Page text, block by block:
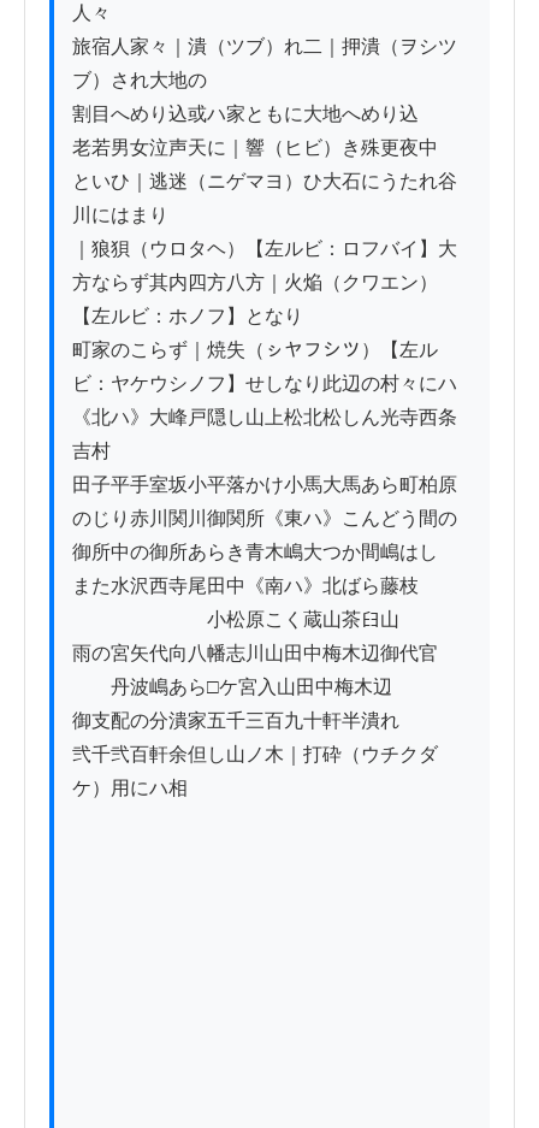
人々
旅宿人家々｜潰（ツブ）れ二｜押潰（ヲシツ
ブ）され大地の
割目へめり込或ハ家ともに大地へめり込
老若男女泣声天に｜響（ヒビ）き殊更夜中
といひ｜逃迷（ニゲマヨ）ひ大石にうたれ谷
川にはまり
｜狼狽（ウロタヘ）【左ルビ：ロフバイ】大
方ならず其内四方八方｜火焔（クワエン）
【左ルビ：ホノフ】となり
町家のこらず｜焼失（ㇱヤフシツ）【左ル
ビ：ヤケウシノフ】せしなり此辺の村々にハ
《北ハ》大峰戸隠し山上松北松しん光寺西条
吉村
田子平手室坂小平落かけ小馬大馬あら町柏原
のじり赤川関川御関所《東ハ》こんどう間の
御所中の御所あらき青木嶋大つか間嶋はし
また水沢西寺尾田中《南ハ》北ばら藤枝
小松原こく蔵山茶𦥑山
雨の宮矢代向八幡志川山田中梅木辺御代官
丹波嶋あら□ケ宮入山田中梅木辺
御支配の分潰家五千三百九十軒半潰れ
弐千弐百軒余但し山ノ木｜打砕（ウチクダ
ケ）用にハ相